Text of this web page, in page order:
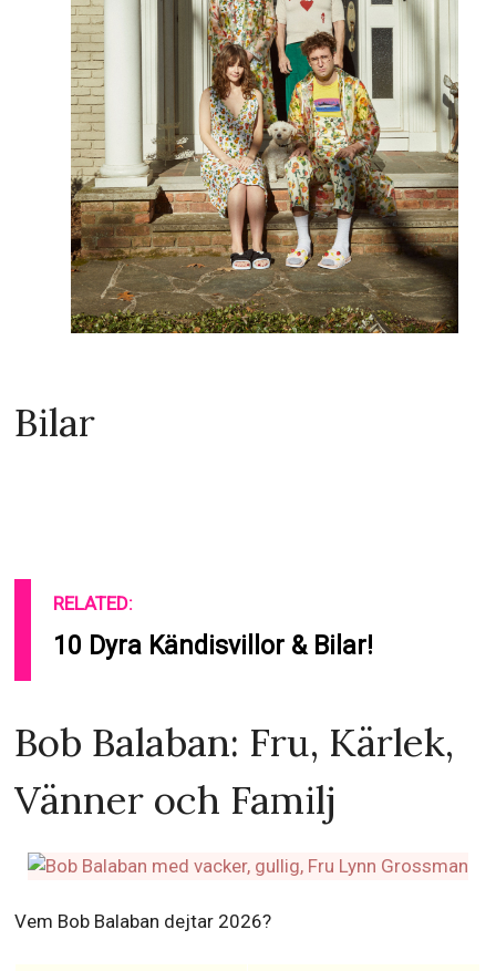
Bilar
RELATED:
10 Dyra Kändisvillor & Bilar!
Bob Balaban: Fru, Kärlek,
Vänner och Familj
Vem Bob Balaban dejtar 2026?